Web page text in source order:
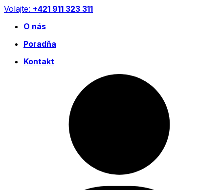
Preskočiť
obsah
Volajte: +421 911 323 311
O nás
Poradňa
Kontakt